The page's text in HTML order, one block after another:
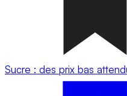
Sucre : des prix bas